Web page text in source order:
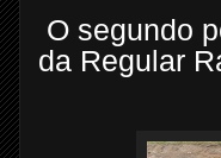
O segundo
da Regular